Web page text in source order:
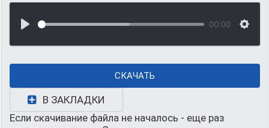
00:00
СКАЧАТЬ
В ЗАКЛАДКИ
Если скачивание файла не началось - еще раз